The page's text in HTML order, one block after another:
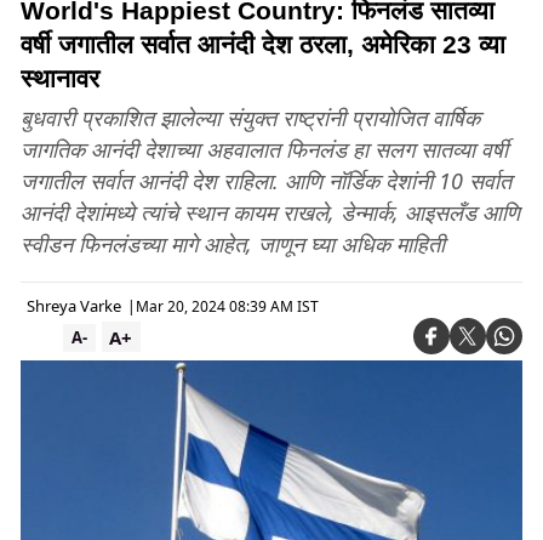
World's Happiest Country: फिनलंड सातव्या
वर्षी जगातील सर्वात आनंदी देश ठरला, अमेरिका 23 व्या
स्थानावर
बुधवारी प्रकाशित झालेल्या संयुक्त राष्ट्रांनी प्रायोजित वार्षिक
जागतिक आनंदी देशाच्या अहवालात फिनलंड हा सलग सातव्या वर्षी
जगातील सर्वात आनंदी देश राहिला. आणि नॉर्डिक देशांनी 10 सर्वात
आनंदी देशांमध्ये त्यांचे स्थान कायम राखले, डेन्मार्क, आइसलँड आणि
स्वीडन फिनलंडच्या मागे आहेत, जाणून घ्या अधिक माहिती
Shreya Varke | Mar 20, 2024 08:39 AM IST
A+
A-